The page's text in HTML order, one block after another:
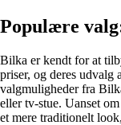
Populære
Bilka er kendt for at
priser, og deres
valgmuligheder fra
eller tv-stue. Uanset
et mere traditionelt